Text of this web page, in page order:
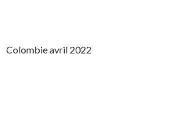
Colombie avril 2022